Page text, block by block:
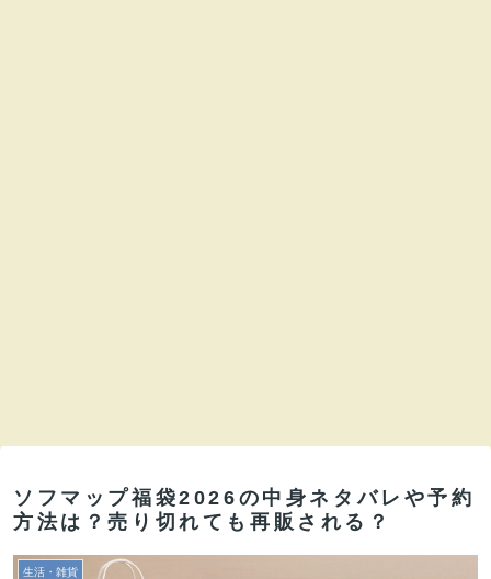
ソフマップ福袋2026の中身ネタバレや予約
方法は？売り切れても再販される？
生活・雑貨